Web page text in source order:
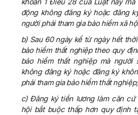
động không đăng ký hoặc đăng
người phải tham gia bảo hiểm xã
b) Sau 60 ngày kể từ ngày hết
bảo hiểm thất nghiệp theo quy
bảo hiểm thất nghiệp mà người
không đăng ký hoặc đăng ký
phải tham gia bảo hiểm thất nghiệp;
c) Đăng ký tiền lương làm căn cứ
hội bắt buộc thấp hơn quy định